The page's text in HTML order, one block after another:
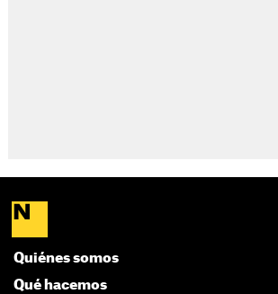
Quiénes somos
Qué hacemos